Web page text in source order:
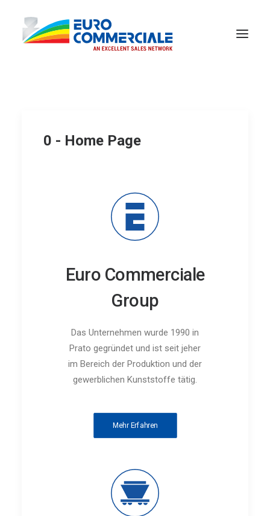
0 - Home Page
Euro Commerciale
Group
Das Unternehmen wurde 1990 in
Prato gegründet und ist seit jeher
im Bereich der Produktion und der
gewerblichen Kunststoffe tätig.
Mehr Erfahren